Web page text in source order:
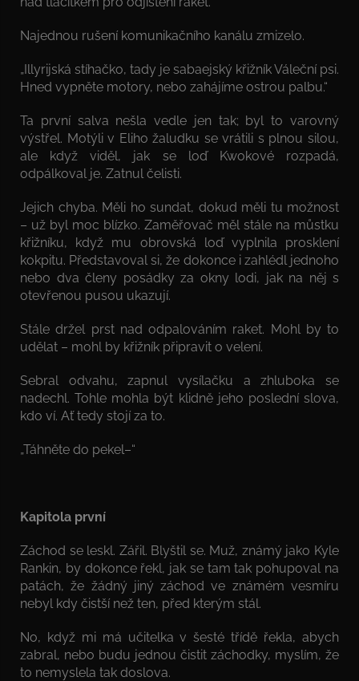
Najednou rušení komunikačního kanálu zmizelo.
„Illyrijská stíhačko, tady je sabaejský křižník Váleční psi.
Hned vypněte motory, nebo zahájíme ostrou palbu.“
Ta první salva nešla vedle jen tak; byl to varovný
výstřel. Motýli v Eliho žaludku se vrátili s plnou silou,
ale když viděl, jak se loď Kwokové rozpadá,
odpálkoval je. Zatnul čelisti.
Jejich chyba. Měli ho sundat, dokud měli tu možnost
– už byl moc blízko. Zaměřovač měl stále na můstku
křižníku, když mu obrovská loď vyplnila prosklení
kokpitu. Představoval si, že dokonce i zahlédl jednoho
nebo dva členy posádky za okny lodi, jak na něj s
otevřenou pusou ukazují.
Stále držel prst nad odpalováním raket. Mohl by to
udělat – mohl by křižník připravit o velení.
Sebral odvahu, zapnul vysílačku a zhluboka se
nadechl. Tohle mohla být klidně jeho poslední slova,
kdo ví. Ať tedy stojí za to.
„Táhněte do pekel–“
Kapitola první
Záchod se leskl. Zářil. Blyštil se. Muž, známý jako Kyle
Rankin, by dokonce řekl, jak se tam tak pohupoval na
patách, že žádný jiný záchod ve známém vesmíru
nebyl kdy čistší než ten, před kterým stál.
No, když mi má učitelka v šesté třídě řekla, abych
zabral, nebo budu jednou čistit záchodky, myslím, že
to nemyslela tak doslova.